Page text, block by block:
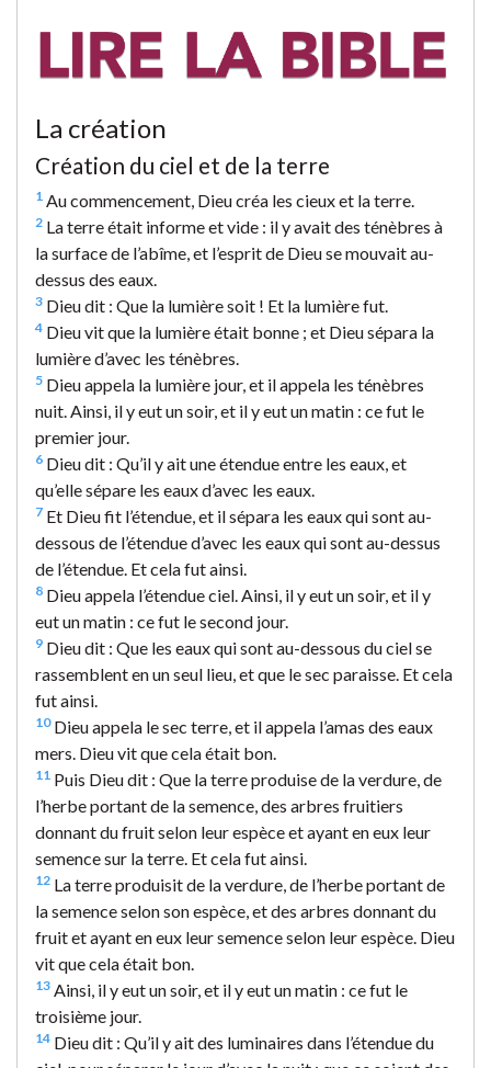
La création
Création du ciel et de la terre
1 Au commencement, Dieu créa les cieux et la terre.
2 La terre était informe et vide : il y avait des ténèbres à
la surface de l’abîme, et l’esprit de Dieu se mouvait au-
dessus des eaux.
3 Dieu dit : Que la lumière soit ! Et la lumière fut.
4 Dieu vit que la lumière était bonne ; et Dieu sépara la
lumière d’avec les ténèbres.
5 Dieu appela la lumière jour, et il appela les ténèbres
nuit. Ainsi, il y eut un soir, et il y eut un matin : ce fut le
premier jour.
6 Dieu dit : Qu’il y ait une étendue entre les eaux, et
qu’elle sépare les eaux d’avec les eaux.
7 Et Dieu fit l’étendue, et il sépara les eaux qui sont au-
dessous de l’étendue d’avec les eaux qui sont au-dessus
de l’étendue. Et cela fut ainsi.
8 Dieu appela l’étendue ciel. Ainsi, il y eut un soir, et il y
eut un matin : ce fut le second jour.
9 Dieu dit : Que les eaux qui sont au-dessous du ciel se
rassemblent en un seul lieu, et que le sec paraisse. Et cela
fut ainsi.
10Dieu appela le sec terre, et il appela l’amas des eaux
mers. Dieu vit que cela était bon.
11 Puis Dieu dit : Que la terre produise de la verdure, de
l’herbe portant de la semence, des arbres fruitiers
donnant du fruit selon leur espèce et ayant en eux leur
semence sur la terre. Et cela fut ainsi.
12 La terre produisit de la verdure, de l’herbe portant de
la semence selon son espèce, et des arbres donnant du
fruit et ayant en eux leur semence selon leur espèce. Dieu
vit que cela était bon.
13 Ainsi, il y eut un soir, et il y eut un matin : ce fut le
troisième jour.
14 Dieu dit : Qu’il y ait des luminaires dans l’étendue du